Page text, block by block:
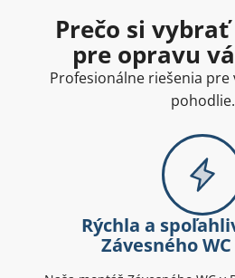
Prečo si
pre opravu
Profesionálne riešenia pre
pohodlie.
Rýchla a
Závesného